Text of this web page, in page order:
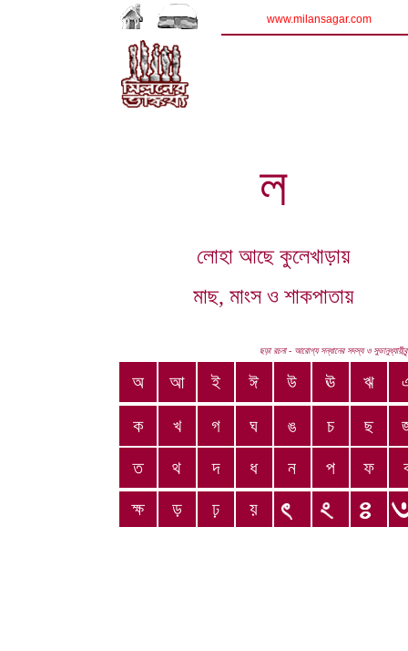
www.milansagar.com
ল
লোহা আছে কুলেখাড়ায়
মাছ, মাংস ও শাকপাতায়
অ আ ই ঈ উ ঊ ঋ
ক খ গ ঘ ঙ চ ছ
ত থ দ ধ ন প ফ
ক্ষ ড় ঢ় য়
ছড়া রচনা - আরোগ্য সন্ধানের সদস্য ও